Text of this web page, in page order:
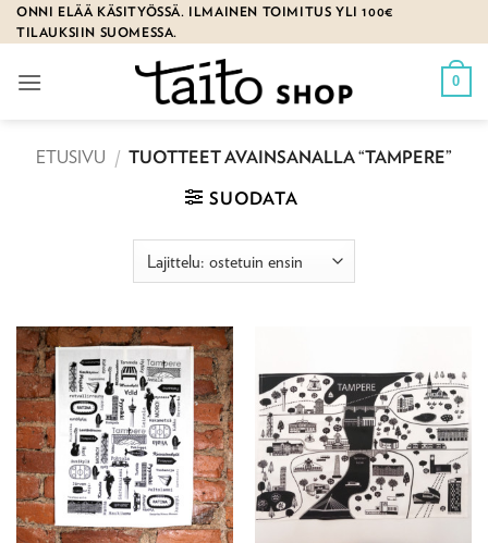
Skip
to
ONNI ELÄÄ KÄSITYÖSSÄ. ILMAINEN TOIMITUS YLI 100€
TILAUKSIIN SUOMESSA.
0
ETUSIVU / TUOTTEET AVAINSANALLA “TAMPERE”
SUODATA